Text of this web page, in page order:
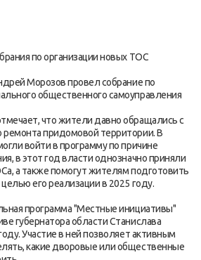
по организации новых ТОС
Морозов провел собрание по
общественного самоуправления
что жители давно обращались с
ремонта придомовой территории. В
войти в программу по причине
в этот год власти однозначно приняли
а также помогут жителям подготовить
его реализации в 2025 году.
программа "Местные инициативы"
губернатора области Станислава
Участие в ней позволяет активным
какие дворовые или общественные